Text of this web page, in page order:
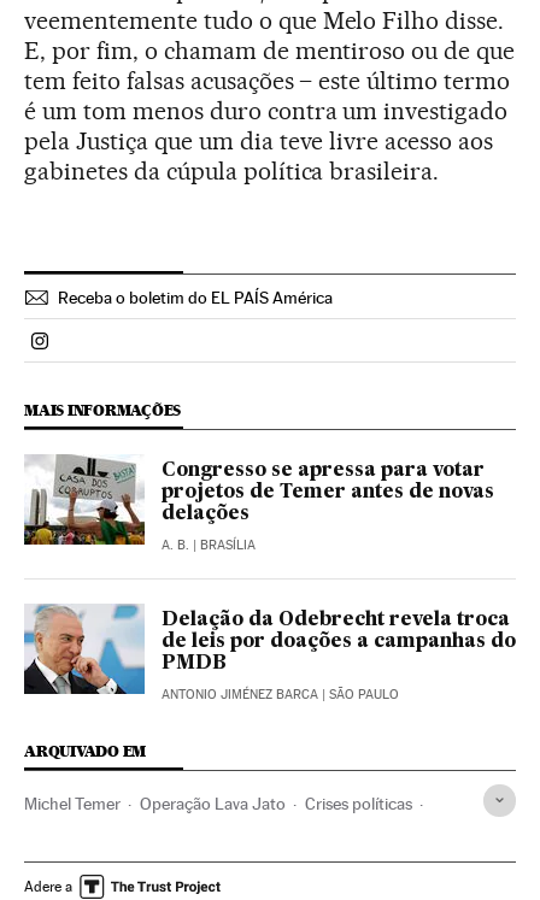
veementemente tudo o que Melo Filho disse.
E, por fim, o chamam de mentiroso ou de que
tem feito falsas acusações – este último termo
é um tom menos duro contra um investigado
pela Justiça que um dia teve livre acesso aos
gabinetes da cúpula política brasileira.
Receba o boletim do EL PAÍS América
Politica El País Brasil en Instagram
MAIS INFORMAÇÕES
Congresso se apressa para votar
projetos de Temer antes de novas
delações
A. B. | BRASÍLIA
Delação da Odebrecht revela troca
de leis por doações a campanhas do
PMDB
ANTONIO JIMÉNEZ BARCA | SÃO PAULO
ARQUIVADO EM
Michel Temer Operação Lava Jato Crises políticas
Presidência Brasil Subornos
Adere a